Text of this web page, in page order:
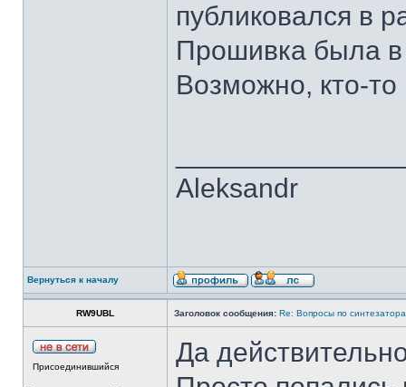
публиковался в
Прошивка была в
Возможно, кто-
Aleksandr
Вернуться к началу
RW9UBL Заголовок сообщения: Re: Вопросы по
Присоединившийся
Да